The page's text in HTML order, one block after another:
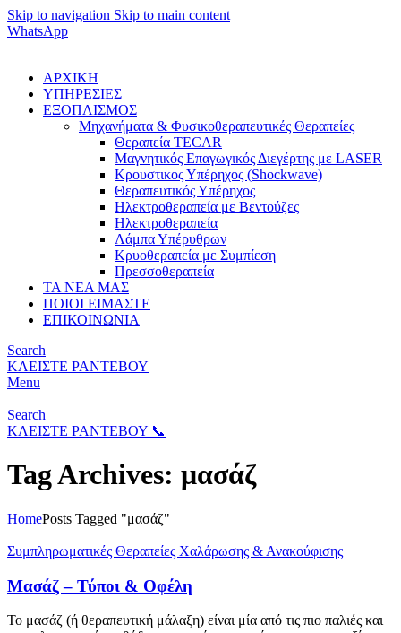
Skip to navigation Skip to main content
WhatsApp
ΑΡΧΙΚΗ
ΥΠΗΡΕΣΙΕΣ
ΕΞΟΠΛΙΣΜΟΣ
Μηχανήματα & Φυσικοθεραπευτικές Θεραπείες
Θεραπεία TECAR
Μαγνητικός Επαγωγικός Διεγέρτης με LASER
Κρουστικος Υπέρηχος (Shockwave)
Θεραπευτικός Υπέρηχος
Ηλεκτροθεραπεία με Βεντούζες
Ηλεκτροθεραπεία
Λάμπα Υπέρυθρων
Κρυοθεραπεία με Συμπίεση
Πρεσσοθεραπεία
ΤΑ ΝΕΑ ΜΑΣ
ΠΟΙΟΙ ΕΙΜΑΣΤΕ
ΕΠΙΚΟΙΝΩΝΙΑ
Search
ΚΛΕΙΣΤΕ ΡΑΝΤΕΒΟΥ
Menu
Search
ΚΛΕΙΣΤΕ ΡΑΝΤΕΒΟΥ 📞
Tag Archives: μασάζ
HomePosts Tagged "μασάζ"
Συμπληρωματικές Θεραπείες Χαλάρωσης & Ανακούφισης
Μασάζ – Τύποι & Οφέλη
Το μασάζ (ή θεραπευτική μάλαξη) είναι μία από τις πιο παλιές και